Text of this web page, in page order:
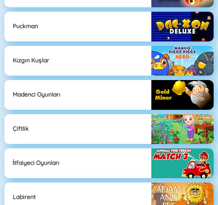
Puckman
Kızgın Kuşlar
Madenci Oyunları
Çiftlik
İtfaiyeci Oyunları
Labirent